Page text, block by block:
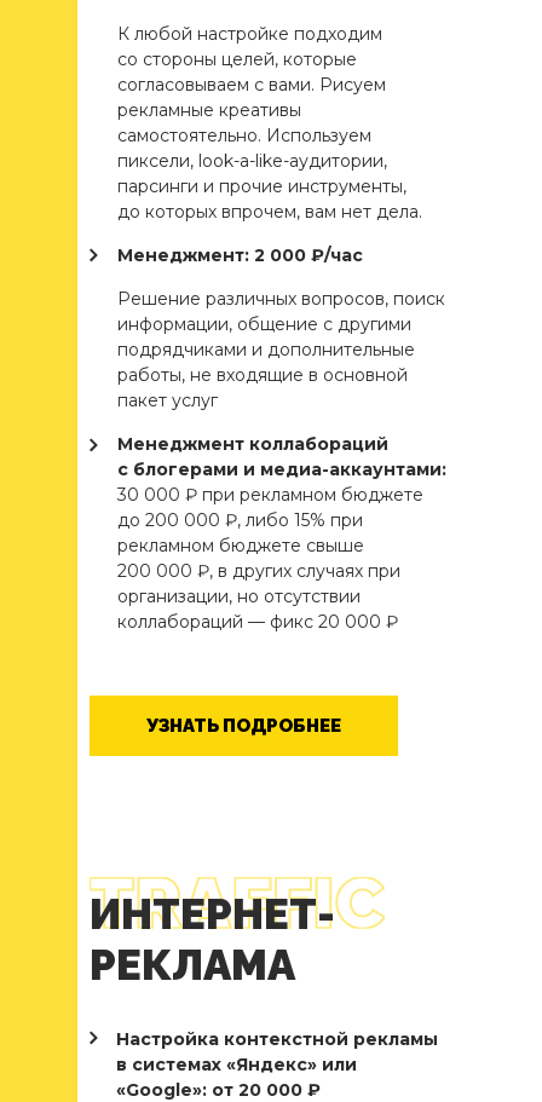
Менеджмент: 2 000 ₽/час
Решение различных вопросов, поиск
информации, общение с другими
подрядчиками и дополнительные
работы, не входящие в основной
пакет услуг
Менеджмент коллабораций
с блогерами и медиа-аккаунтами:
30 000 ₽ при рекламном бюджете
до 200 000 ₽, либо 15% при
рекламном бюджете свыше
200 000 ₽, в других случаях при
организации, но отсутствии
коллабораций — фикс 20 000 ₽
К любой настройке подходим
со стороны целей, которые
согласовываем с вами. Рисуем
рекламные креативы
самостоятельно. Используем
пиксели, look-a-like-аудитории,
парсинги и прочие инструменты,
до которых впрочем, вам нет дела.
УЗНАТЬ ПОДРОБНЕЕ
Настройка контекстной рекламы
в системах «Яндекс» или
«Google»: от 20 000 ₽
ИНТЕРНЕТ-
РЕКЛАМА